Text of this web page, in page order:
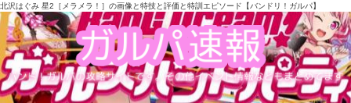
北沢はぐみ 星2［メラメラ！］の画像と特技と評価と特訓エピソード【バンドリ！ガルパ】